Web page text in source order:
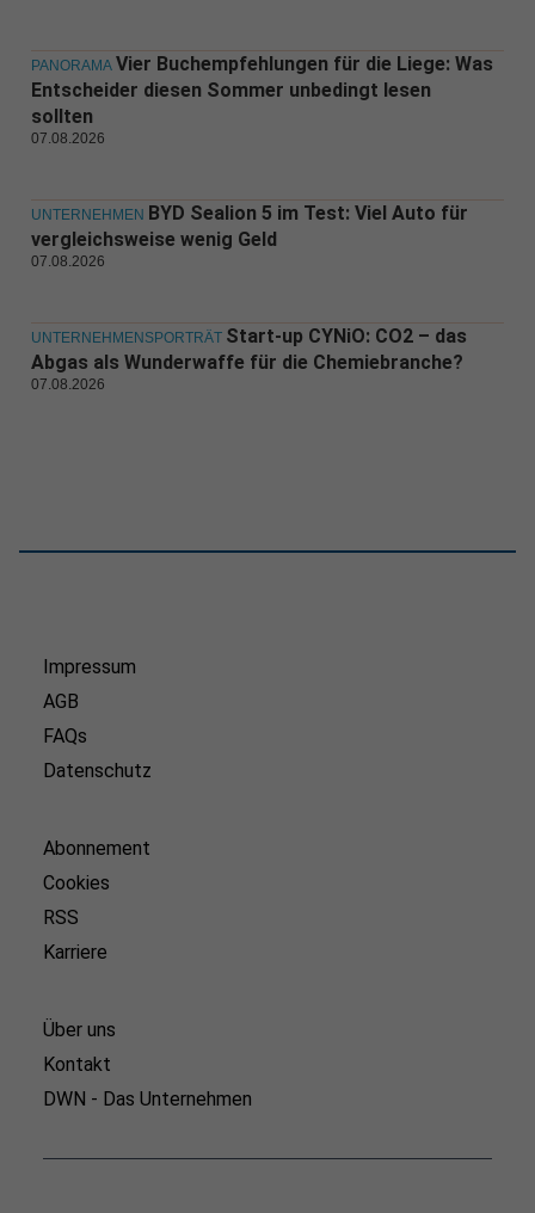
PANORAMA Vier Buchempfehlungen für die Liege: Was
Entscheider diesen Sommer unbedingt lesen
sollten
07.08.2026
UNTERNEHMEN BYD Sealion 5 im Test: Viel Auto für
vergleichsweise wenig Geld
07.08.2026
UNTERNEHMENSPORTRÄT Start-up CYNiO: CO2 – das
Abgas als Wunderwaffe für die Chemiebranche?
07.08.2026
Impressum
AGB
FAQs
Datenschutz
Abonnement
Cookies
RSS
Karriere
Über uns
Kontakt
DWN - Das Unternehmen